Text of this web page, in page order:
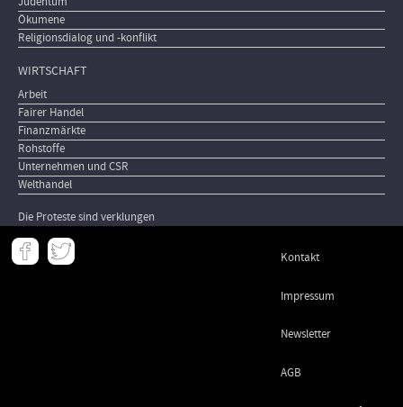
Ökumene
Religionsdialog und -konflikt
WIRTSCHAFT
Arbeit
Fairer Handel
Finanzmärkte
Rohstoffe
Unternehmen und CSR
Welthandel
Die Proteste sind verklungen
Meta
- Kontakt
Impressum
Newsletter
AGB